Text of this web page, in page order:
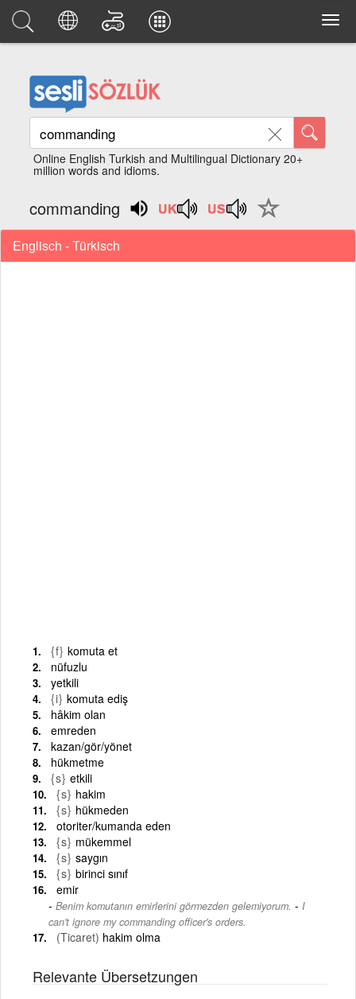
Online English Turkish and Multilingual Dictionary 20+
million words and idioms.
commanding
Englisch - Türkisch
{f} komuta et
nüfuzlu
yetkili
{i} komuta ediş
hâkim olan
emreden
kazan/gör/yönet
hükmetme
{s} etkili
{s} hakim
{s} hükmeden
otoriter/kumanda eden
{s} mükemmel
{s} saygın
{s} birinci sınıf
emir
Benim komutanın emirlerini görmezden gelemiyorum. - I
can't ignore my commanding officer's orders.
(Ticaret) hakim olma
Relevante Übersetzungen